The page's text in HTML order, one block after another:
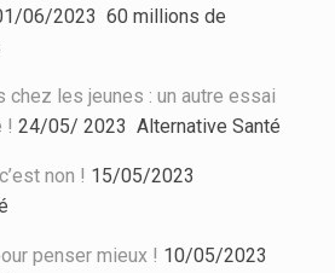
06/2023 60 millions de
chez les jeunes : un autre essai
! 24/05/ 2023 Alternative Santé
non ! 15/05/2023
penser mieux ! 10/05/2023